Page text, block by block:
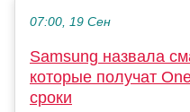
07:00, 19 Сен
Samsung назвала
которые получат
сроки